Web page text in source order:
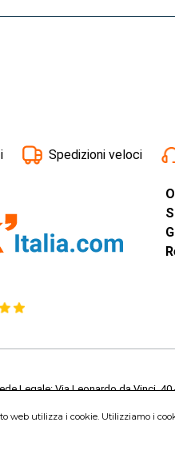
Spedizioni veloci
Legale: Via Leonardo da Vinci,
Codice Fiscale: 06634500588
da Vinci, 40 - 00015
web utilizza i cookie. Utilizziamo i